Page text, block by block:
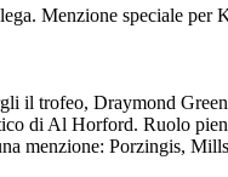
Menzione speciale per
il trofeo, Draymond
di Al Horford. Ruolo
menzione: Porzingis,